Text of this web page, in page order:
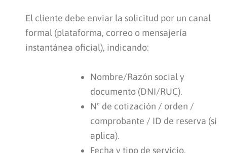
El cliente debe enviar la solicitud por un canal
formal (plataforma, correo o mensajería
instantánea oficial), indicando:
Nombre/Razón social y
documento (DNI/RUC).
Nº de cotización / orden /
comprobante / ID de reserva (si
aplica).
Fecha y tipo de servicio.